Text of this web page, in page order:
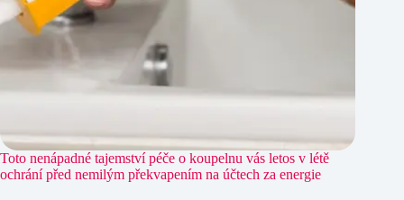
Toto nenápadné tajemství péče o koupelnu vás letos v létě
ochrání před nemilým překvapením na účtech za energie